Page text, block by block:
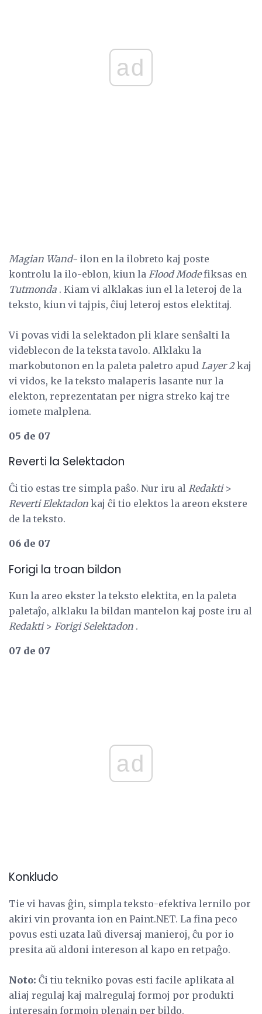
ad
Magian Wand- ilon en la ilobreto kaj poste
kontrolu la ilo-eblon, kiun la Flood Modefiksas en
Tutmonda . Kiam vi alklakas iun el la leteroj de la
teksto, kiun vi tajpis, ĉiuj leteroj estos elektitaj.
Vi povas vidi la selektadon pli klare senŝalti la
videblecon de la teksta tavolo. Alklaku la
markobutonon en la paleta paletro apud Layer 2kaj
vi vidos, ke la teksto malaperis lasante nur la
elekton, reprezentatan per nigra streko kaj tre
iomete malplena.
05 de 07
Reverti la Selektadon
Ĉi tio estas tre simpla paŝo. Nur iru al Redakti>
Reverti Elektadon kaj ĉi tio elektos la areon ekstere
de la teksto.
06 de 07
Forigi la troan bildon
Kun la areo ekster la teksto elektita, en la paleta
paletaĵo, alklaku la bildan mantelon kaj poste iru al
Redakti> Forigi Selektadon .
07 de 07
ad
Konkludo
Tie vi havas ĝin, simpla teksto-efektiva lernilo por
akiri vin provanta ion en Paint.NET. La fina peco
povus esti uzata laŭ diversaj manieroj, ĉu por io
presita aŭ aldoni intereson al kapo en retpaĝo.
Noto: Ĉi tiu tekniko povas esti facile aplikata al
aliaj regulaj kaj malregulaj formoj por produkti
interesajn formojn plenajn per bildo.